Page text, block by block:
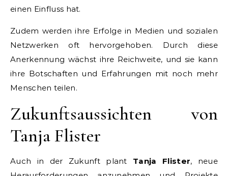
einen Einfluss hat.
Zudem werden ihre Erfolge in Medien und sozialen
Netzwerken oft hervorgehoben. Durch diese
Anerkennung wächst ihre Reichweite, und sie kann
ihre Botschaften und Erfahrungen mit noch mehr
Menschen teilen.
Zukunftsaussichten von
Tanja Flister
Auch in der Zukunft plant Tanja Flister, neue